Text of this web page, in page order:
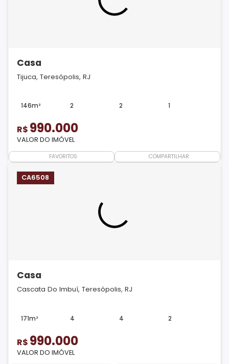
Casa
Tijuca, Teresópolis, RJ
146m² 2 2 1
R$ 990.000
VALOR DO IMÓVEL
FAVORITOS COMPARTILHAR
CA6508
Casa
Cascata Do Imbuí, Teresópolis, RJ
171m² 4 4 2
R$ 990.000
VALOR DO IMÓVEL